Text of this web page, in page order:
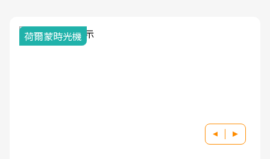
荷爾蒙時光機